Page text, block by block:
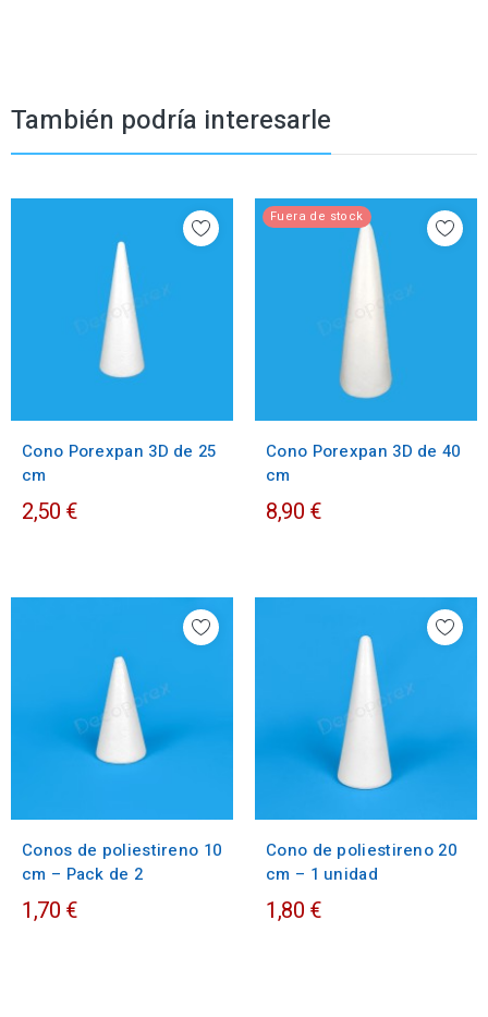
También podría interesarle
Cono Porexpan 3D de 25
cm
2,50 €
Fuera de stock
Cono Porexpan 3D de 40
cm
8,90 €
Conos de poliestireno 10
cm – Pack de 2
1,70 €
Cono de poliestireno 20
cm – 1 unidad
1,80 €